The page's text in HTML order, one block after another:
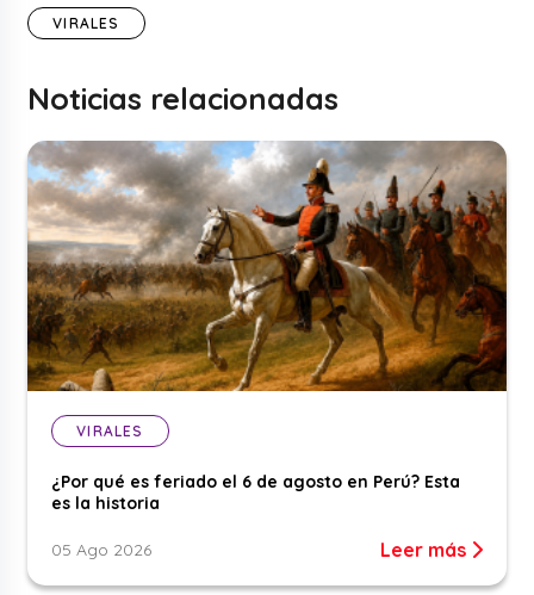
VIRALES
Noticias relacionadas
VIRALES
¿Por qué es feriado el 6 de agosto en Perú? Esta
es la historia
05 Ago 2026 Leer más